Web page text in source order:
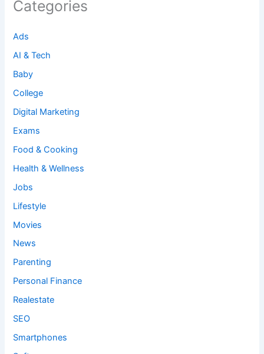
Categories
Ads
AI & Tech
Baby
College
Digital Marketing
Exams
Food & Cooking
Health & Wellness
Jobs
Lifestyle
Movies
News
Parenting
Personal Finance
Realestate
SEO
Smartphones